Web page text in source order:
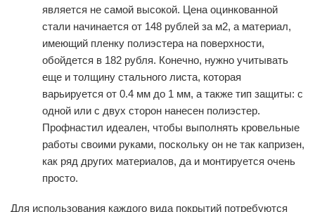
является не самой высокой. Цена оцинкованной
стали начинается от 148 рублей за м2, а материал,
имеющий пленку полиэстера на поверхности,
обойдется в 182 рубля. Конечно, нужно учитывать
еще и толщину стального листа, которая
варьируется от 0.4 мм до 1 мм, а также тип защиты: с
одной или с двух сторон нанесен полиэстер.
Профнастил идеален, чтобы выполнять кровельные
работы своими руками, поскольку он не так капризен,
как ряд других материалов, да и монтируется очень
просто.
Для использования каждого вида покрытий потребуются